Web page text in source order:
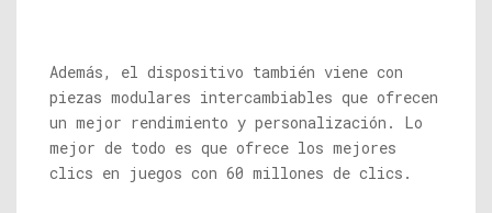
Además, el dispositivo también viene con
piezas modulares intercambiables que ofrecen
un mejor rendimiento y personalización. Lo
mejor de todo es que ofrece los mejores
clics en juegos con 60 millones de clics.